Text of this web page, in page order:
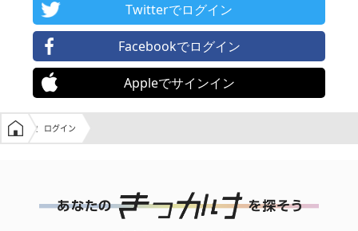
Twitterでログイン
Facebookでログイン
Appleでサインイン
学生の窓口トップ
ログイン